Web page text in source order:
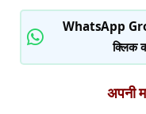
WhatsApp
क्लिक
अपनी